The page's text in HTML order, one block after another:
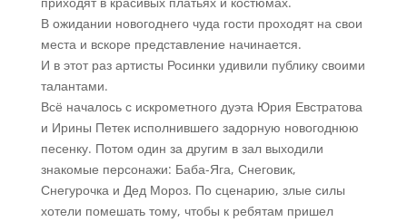
В ожидании новогоднего чуда гости проходят на свои
места и вскоре представление начинается.
И в этот раз артисты Росинки удивили публику своими
талантами.
Всё началось с искрометного дуэта Юрия Евстратова
и Ирины Петек исполнившего задорную новогоднюю
песенку. Потом один за другим в зал выходили
знакомые персонажи: Баба-Яга, Снеговик,
Снегурочка и Дед Мороз. По сценарию, злые силы
хотели помешать тому, чтобы к ребятам пришел